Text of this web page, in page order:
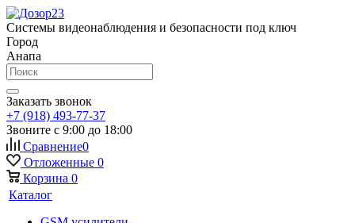
Системы видеонаблюдения и безопасности под ключ
Город
Анапа
Заказать звонок
+7 (918) 493-77-37
Звоните с 9:00 до 18:00
Сравнение0
Отложенные 0
Корзина 0
Каталог